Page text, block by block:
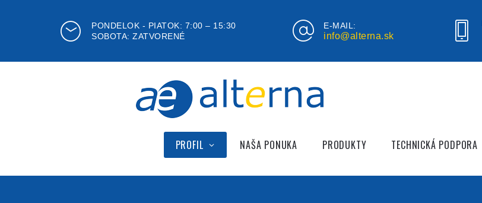
PONDELOK - PIATOK: 7:00 – 15:30
SOBOTA: ZATVORENÉ
E-MAIL:
info@alterna.sk
PROFIL NAŠA PONUKA PRODUKTY TECHNICKÁ PODPORA